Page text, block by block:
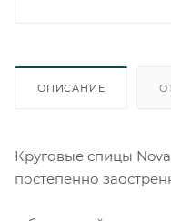
ОПИСАНИЕ
Круговые спицы
постепенно